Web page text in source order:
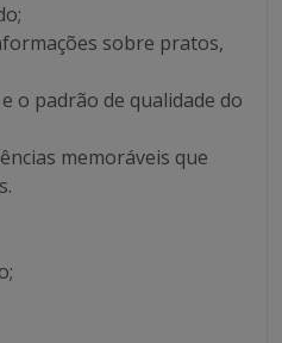
sobre pratos,
o padrão de qualidade do
memoráveis que